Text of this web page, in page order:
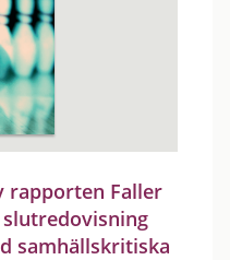
rapporten Faller
slutredovisning
samhällskritiska